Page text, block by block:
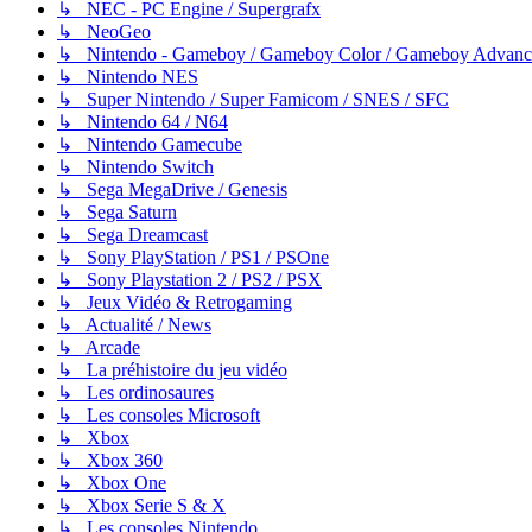
↳ NEC - PC Engine / Supergrafx
↳ NeoGeo
↳ Nintendo - Gameboy / Gameboy Color / Gameboy
↳ Nintendo NES
↳ Super Nintendo / Super Famicom / SNES / SFC
↳ Nintendo 64 / N64
↳ Nintendo Gamecube
↳ Nintendo Switch
↳ Sega MegaDrive / Genesis
↳ Sega Saturn
↳ Sega Dreamcast
↳ Sony PlayStation / PS1 / PSOne
↳ Sony Playstation 2 / PS2 / PSX
↳ Jeux Vidéo & Retrogaming
↳ Actualité / News
↳ Arcade
↳ La préhistoire du jeu vidéo
↳ Les ordinosaures
↳ Les consoles Microsoft
↳ Xbox
↳ Xbox 360
↳ Xbox One
↳ Xbox Serie S & X